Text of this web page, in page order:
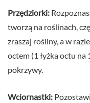
Przędziorki:
tworzą na roślinach,
zraszaj rośliny, a w
octem (1 łyżka octu
pokrzywy.
Wciornastki: